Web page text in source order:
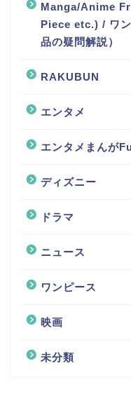
Manga/Anime
Piece etc.) / ワ
品の疑問解説）
RAKUBUN
エンタメ
エンタメまんが
ディズニー
ドラマ
ニュース
ワンピース
映画
未分類